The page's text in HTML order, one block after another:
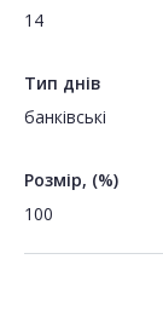
14
Тип днів
банківські
Розмір, (%)
100